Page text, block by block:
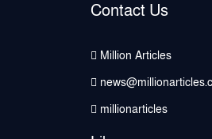
Contact Us
Million Articles
millionarticles